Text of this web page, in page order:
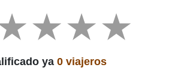
ya 0 viajeros